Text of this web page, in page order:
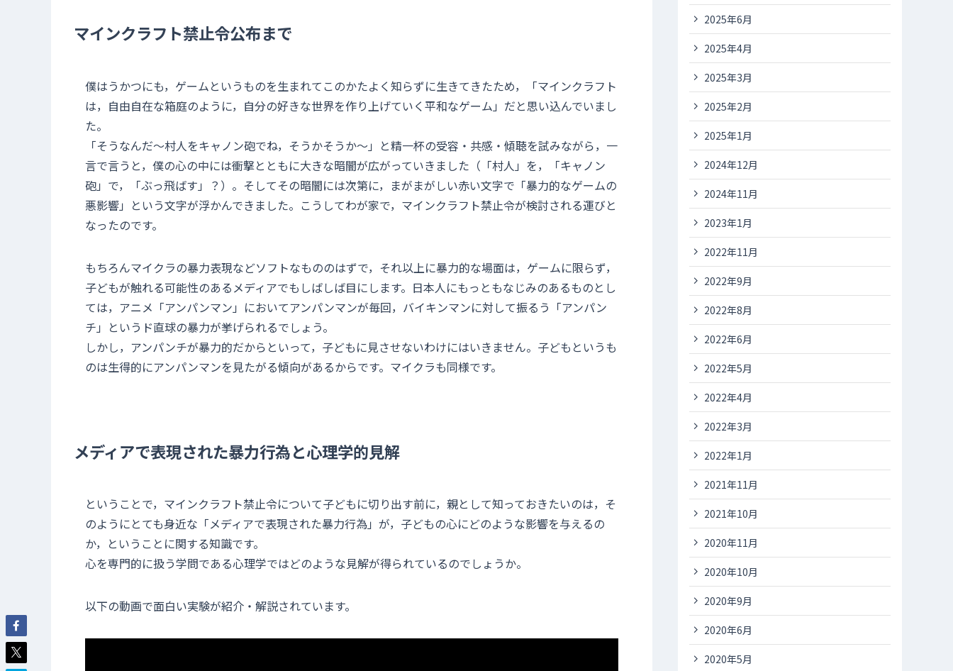
マインクラフト禁止令公布まで
僕はうかつにも，ゲームというものを生まれてこのかたよく知らずに生きてきたため，「マインクラフト
は，自由自在な箱庭のように，自分の好きな世界を作り上げていく平和なゲーム」だと思い込んでいまし
た。
「そうなんだ〜村人をキャノン砲でね，そうかそうか〜」と精一杯の受容・共感・傾聴を試みながら，一
言で言うと，僕の心の中には衝撃とともに大きな暗闇が広がっていきました（「村人」を，「キャノン
砲」で，「ぶっ飛ばす」？）。そしてその暗闇には次第に，まがまがしい赤い文字で「暴力的なゲームの
悪影響」という文字が浮かんできました。こうしてわが家で，マインクラフト禁止令が検討される運びと
なったのです。
もちろんマイクラの暴力表現などソフトなもののはずで，それ以上に暴力的な場面は，ゲームに限らず，
子どもが触れる可能性のあるメディアでもしばしば目にします。日本人にもっともなじみのあるものとし
ては，アニメ「アンパンマン」においてアンパンマンが毎回，バイキンマンに対して振るう「アンパン
チ」というド直球の暴力が挙げられるでしょう。
しかし，アンパンチが暴力的だからといって，子どもに見させないわけにはいきません。子どもというも
のは生得的にアンパンマンを見たがる傾向があるからです。マイクラも同様です。
メディアで表現された暴力行為と心理学的見解
ということで，マインクラフト禁止令について子どもに切り出す前に，親として知っておきたいのは，そ
のようにとても身近な「メディアで表現された暴力行為」が，子どもの心にどのような影響を与えるの
か，ということに関する知識です。
心を専門的に扱う学問である心理学ではどのような見解が得られているのでしょうか。
以下の動画で面白い実験が紹介・解説されています。
2025年6月
2025年4月
2025年3月
2025年2月
2025年1月
2024年12月
2024年11月
2023年1月
2022年11月
2022年9月
2022年8月
2022年6月
2022年5月
2022年4月
2022年3月
2022年1月
2021年11月
2021年10月
2020年11月
2020年10月
2020年9月
2020年6月
2020年5月